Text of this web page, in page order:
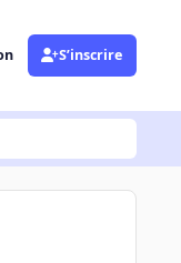
S’inscrire